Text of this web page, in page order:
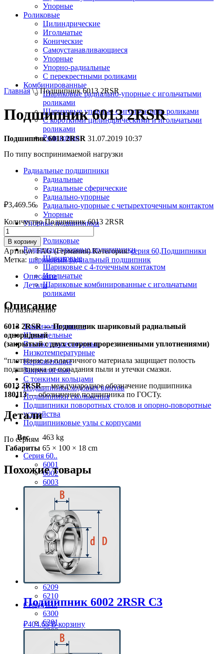
Упорные
Роликовые
Цилиндрические
Игольчатые
Конические
Самоустанавливающиеся
Упорные
Упорно-радиальные
C перекрестными роликами
Комбинированные
Шариковые радиально-упорные с игольчатыми
роликами
Шариковые упорные с игольчатыми роликами
С короткими цилиндрическими и игольчатыми
роликами
Роликовые
По типу воспринимаемой нагрузки
Радиальные подшипники
Радиальные
Радиальные сферические
Радиально-упорные
Радиально-упорные с четырехточечным контактом
Упорные
Упорные подшипники
Роликовые
Радиально-упорные подшипники
Шариковые
Шариковые с 4-точечным контактом
Игольчатые
Шариковые комбинированные с игольчатыми
роликами
По назначению
Токоизолирующие
Шпиндельные
Высокотемпературные
Низкотемпературные
Нержавеющие
Закрепляемые
С тонкими кольцами
Подшипники ходовых винтов
Подшипники скольжения
Подшипники поворотных столов и опорно-поворотные
устройства
Подшипниковые узлы с корпусами
По сериям
Серия 60..
6001
6002
6003
6005
Серия 62..
6201
6202
6203
6204
6205
6206
6207
6208
6209
6210
Серия 63..
6300
6301
6302
6303
6304
Главная\ \ Подшипник 6013 2RSR
Подшипник 6013 2RSR
Подшипник 6013 2RSR 31.07.2019 10:37
₽3,469.56
Количество Подшипник 6013 2RSR
В корзину
Артикул:FAG (Германия) Категория:серия 60,Подшипники
Метка: шариковый радиальный подшипник
Описание
Детали
Описание
6013 2RSR — Подшипник шариковый радиальный
однорядный
(закрытый с двух сторон прорезиненными уплотнениями)
“плотнение из пластичного материала защищает полость
подшипника от попадания пыли и утечки смазки.
6013 2RSR— международное обозначение подшипника
180113— обозначение подшипника по ГОСТу.
Детали
Вес
463 kg
Габариты 65 × 100 × 18 cm
Похожие товары
Подшипник 6002 2RSR C3
₽404.63 В корзину